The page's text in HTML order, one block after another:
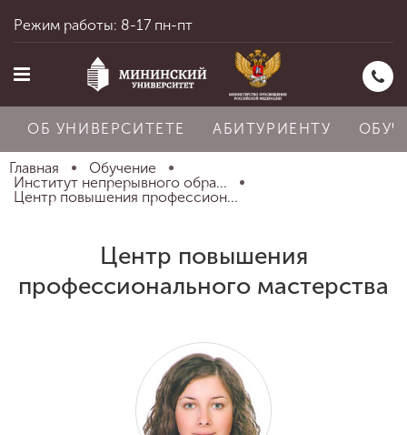
Об университете
Абитуриенту
Обучение
Режим работы: 8-17 пн-пт
ОБ УНИВЕРСИТЕТЕ АБИТУРИЕНТУ
Главная
Обучение
Институт непрерывного обра...
Центр повышения профессион...
Центр повышения
профессионального мастерства